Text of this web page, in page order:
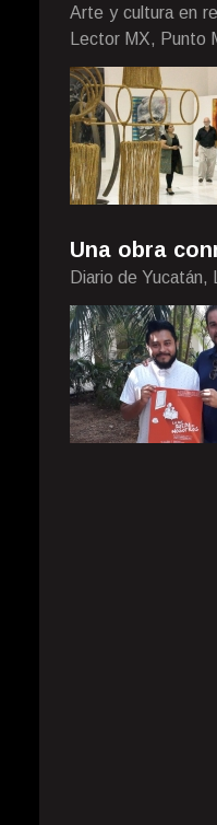
Arte y cultura en
Lector MX, Punto
Una obra
Diario de Yucatán,